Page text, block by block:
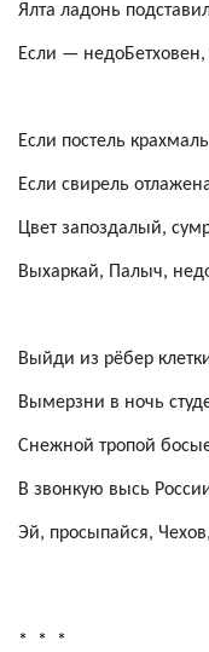
Ялта ладонь
Если — недоБетховен
Если постель
Если свирель
Цвет запоздалый,
Выхаркай, Палыч,
Выйди из рёбер
Вымерзни в ночь
Снежной тропой
В звонкую высь
Эй, просыпайся,
* * *